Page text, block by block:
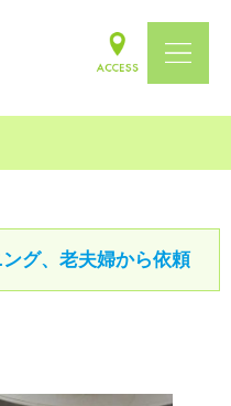
グ、老夫婦から依頼